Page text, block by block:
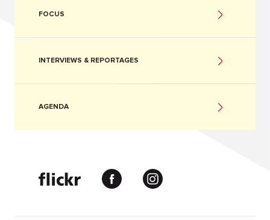
FOCUS
INTERVIEWS & REPORTAGES
AGENDA